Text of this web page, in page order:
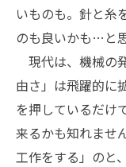
いものも。針と糸
のも良いかも…と
現代は、機械の
由さ」は飛躍的に
を押しているだけ
来るかも知れませ
工作をする」のと